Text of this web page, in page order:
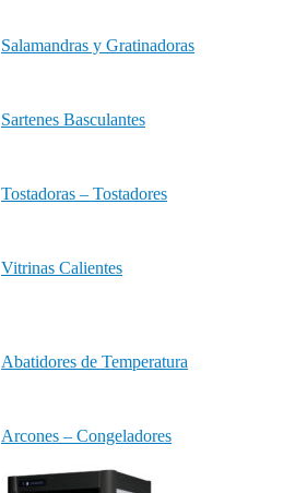
Salamandras y Gratinadoras
Sartenes Basculantes
Tostadoras – Tostadores
Vitrinas Calientes
Abatidores de Temperatura
Arcones – Congeladores